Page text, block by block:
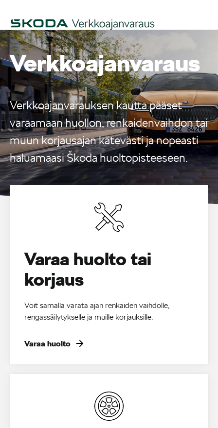
Verkko­ajanvaraus
Verkkoajanvarauksen kautta pääset
varaamaan huollon, renkaidenvaihdon tai
muun korjausajan kätevästi ja nopeasti
haluamaasi Škoda huoltopisteeseen.
Varaa huolto tai
korjaus
Voit samalla varata ajan renkaiden vaihdolle,
rengassäilytykselle ja muille korjauksille.
Varaa huolto